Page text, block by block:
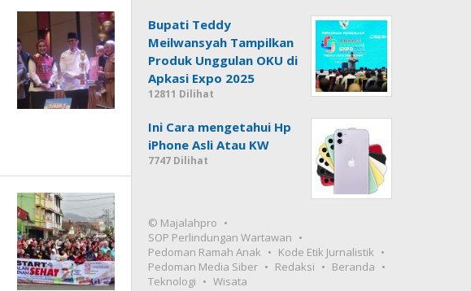
Bupati Teddy
Meilwansyah Tampilkan
Produk Unggulan OKU di
Apkasi Expo 2025
12811 Dilihat
Ini Cara mengetahui Hp
iPhone Asli Atau KW
7747 Dilihat
© Majalahpro
SOP Perlindungan Wartawan
Pedoman Ramah Anak
Kode Etik Jurnalistik
Pedoman Media Siber
Redaksi
Beranda
Teknologi
Wisata